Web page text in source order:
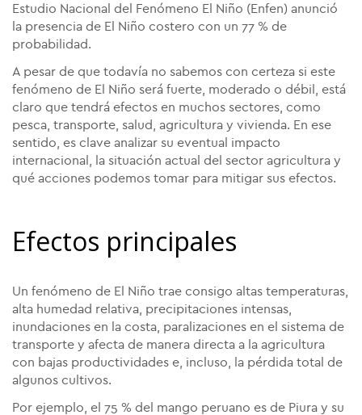
Estudio Nacional del Fenómeno El Niño (Enfen) anunció
la presencia de El Niño costero con un 77 % de
probabilidad.
A pesar de que todavía no sabemos con certeza si este
fenómeno de El Niño será fuerte, moderado o débil, está
claro que tendrá efectos en muchos sectores, como
pesca, transporte, salud, agricultura y vivienda. En ese
sentido, es clave analizar su eventual impacto
internacional, la situación actual del sector agricultura y
qué acciones podemos tomar para mitigar sus efectos.
Efectos principales
Un fenómeno de El Niño trae consigo altas temperaturas,
alta humedad relativa, precipitaciones intensas,
inundaciones en la costa, paralizaciones en el sistema de
transporte y afecta de manera directa a la agricultura
con bajas productividades e, incluso, la pérdida total de
algunos cultivos.
Por ejemplo, el 75 % del mango peruano es de Piura y su